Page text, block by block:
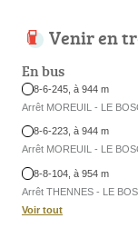
Venir en
En bus
8-6-245, à 944 m
Arrêt MOREUIL - LE
8-6-223, à 944 m
Arrêt MOREUIL - LE
8-8-104, à 954 m
Arrêt THENNES - LE
Voir tout